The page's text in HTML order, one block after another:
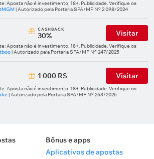
Aposta não é investimento. 18+. Publicidade. Verifique os
| Autorizado pela Portaria SPA/MF Nº 2.098/2024
СASHBACK
30% Visitar
Aposta não é investimento. 18+. Publicidade. Verifique os
| Autorizado pela Portaria SPA/MF Nº 247/2025
1 000 R$ Visitar
Aposta não é investimento. 18+. Publicidade. Verifique os
| Autorizado pela Portaria SPA/MF Nº 263/2025
Bônus e apps
Aplicativos de apostas